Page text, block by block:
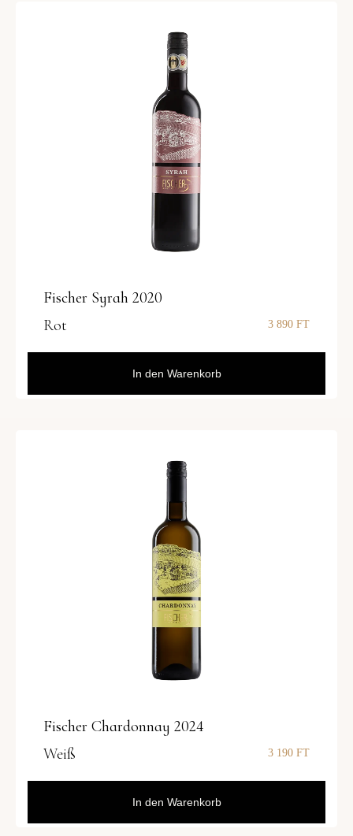
Fischer Syrah 2020
Rot
3 890 FT
In den Warenkorb
Fischer Chardonnay 2024
Weiß
3 190 FT
In den Warenkorb